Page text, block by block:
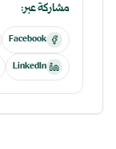
مشاركة عبر:
Facebook
LinkedIn